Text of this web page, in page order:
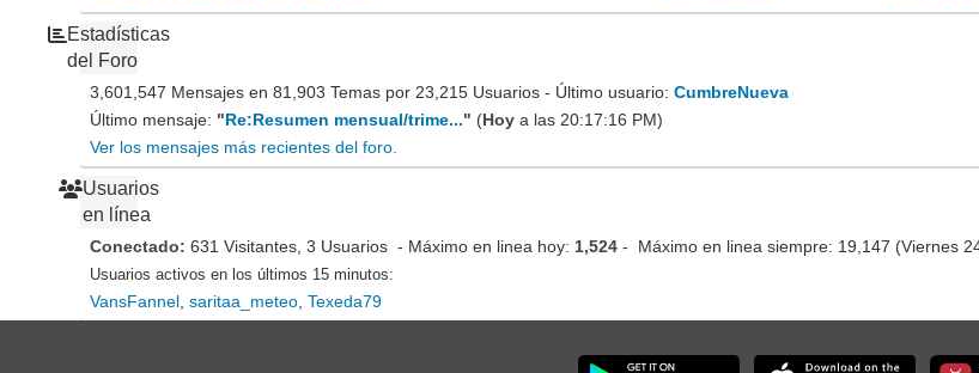
Estadísticas
del Foro
3,601,547 Mensajes en 81,903 Temas por 23,215 Usuarios - Último usuario:CumbreNueva
Último mensaje: "Re:Resumen mensual/trime..." (Hoy a las 20:17:16 PM)
Ver los mensajes más recientes del foro.
Usuarios
en línea
Conectado:631 Visitantes, 3 Usuarios - Máximo en linea hoy: 1,524 - Máximo en linea siempre: 19,147 (Viernes
Usuarios activos en los últimos 15 minutos:
VansFannel ,saritaa_meteo ,Texeda79